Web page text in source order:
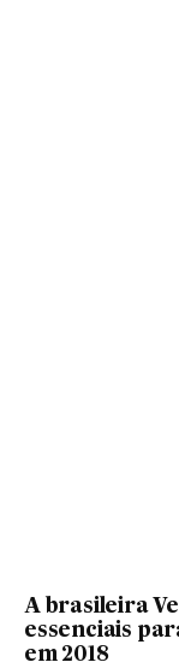
A brasileira
essenciais
em 2018